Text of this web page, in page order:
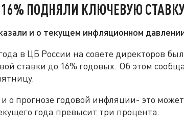
ПОДНЯЛИ КЛЮЧЕВУЮ
и о текущем инфляционном
в ЦБ России на совете директоров
ставки до 16% годовых. Об этом
о прогнозе годовой инфляции- это
года превысит три процента.